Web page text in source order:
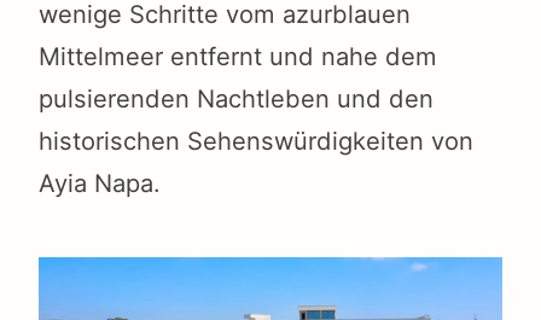
wenige Schritte vom azurblauen
Mittelmeer entfernt und nahe dem
pulsierenden Nachtleben und den
historischen Sehenswürdigkeiten von
Ayia Napa.